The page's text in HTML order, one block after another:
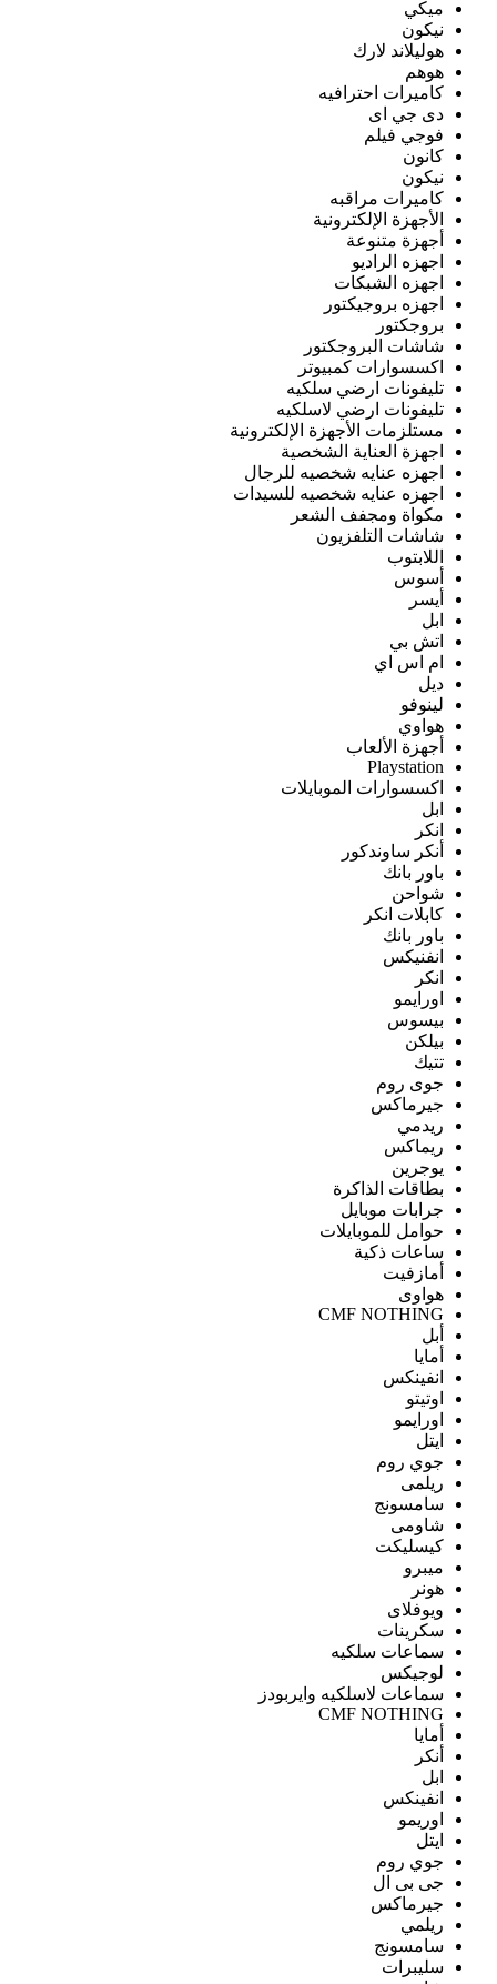
ميكي
نيكون
هوليلاند لارك
هوهم
كاميرات احترافيه
دى جي اى
فوجي فيلم
كانون
نيكون
كاميرات مراقبه
الأجهزة الإلكترونية
أجهزة متنوعة
اجهزه الراديو
اجهزه الشبكات
اجهزه بروجيكتور
بروجكتور
شاشات البروجكتور
اكسسوارات كمبيوتر
تليفونات ارضي سلكيه
تليفونات ارضي لاسلكيه
مستلزمات الأجهزة الإلكترونية
اجهزة العناية الشخصية
اجهزه عنايه شخصيه للرجال
اجهزه عنايه شخصيه للسيدات
مكواة ومجفف الشعر
شاشات التلفزيون
اللابتوب
أسوس
أيسر
ابل
اتش بي
ام اس اي
ديل
لينوفو
هواوي
أجهزة الألعاب
Playstation
اكسسوارات الموبايلات
ابل
انكر
أنكر ساوندكور
باور بانك
شواحن
كابلات انكر
باور بانك
انفنيكس
انكر
اورايمو
بيسوس
بيلكن
تتيك
جوى روم
جيرماكس
ريدمي
ريماكس
يوجرين
بطاقات الذاكرة
جرابات موبايل
حوامل للموبايلات
ساعات ذكية
أمازفيت
هواوى
CMF NOTHING
أبل
أمايا
انفينكس
اوتيتو
اورايمو
ايتل
جوي روم
ريلمى
سامسونج
شاومى
كيسليكت
ميبرو
هونر
ويوفلاى
سكرينات
سماعات سلكيه
لوجيكس
سماعات لاسلكيه وايربودز
CMF NOTHING
أمايا
أنكر
ابل
انفينكس
اوريمو
ايتل
جوي روم
جى بى ال
جيرماكس
ريلمي
سامسونج
سليبرات